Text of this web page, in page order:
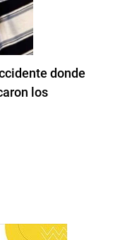
donde
los